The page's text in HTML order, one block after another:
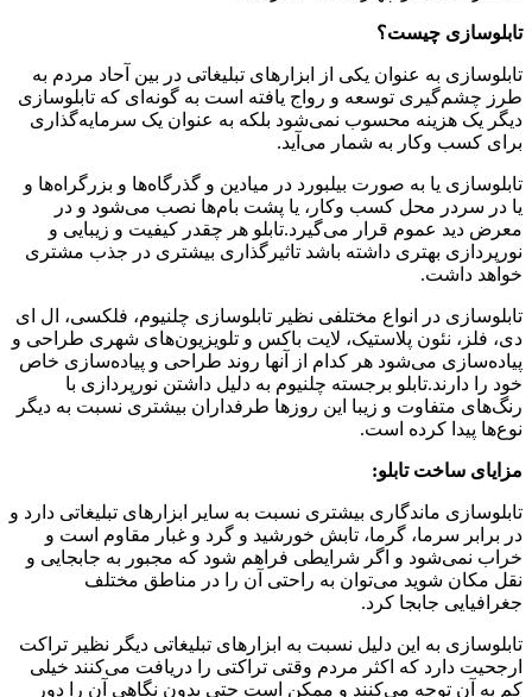
تابلوسازی چیست؟
تابلوسازی به عنوان یکی از ابزارهای تبلیغاتی در بین آحاد مردم به
طرز چشم‌گیری توسعه و رواج یافته است به گونه‌ای که تابلوسازی
دیگر یک هزینه محسوب نمی‌شود بلکه به عنوان یک سرمایه‌گذاری
برای کسب وکار به شمار می‌آید.
تابلوسازی یا به صورت بیلبورد در میادین و گذرگاه‌ها و بزرگراه‌ها و
یا در سردر محل کسب وکار، یا پشت بام‌ها نصب می‌شود و در
معرض دید عموم قرار می‌گیرد.تابلو هر چقدر کیفیت و زیبایی و
نورپردازی بهتری داشته باشد تاثیرگذاری بیشتری در جذب مشتری
خواهد داشت.
تابلوسازی در انواع مختلفی نظیر تابلوسازی چلنیوم، فلکسی، ال ای
دی، فلز، نئون پلاستیک، لایت باکس و تلویزیون‌های شهری طراحی و
پیاده‌سازی می‌شود هر کدام از آنها روند طراحی و پیاده‌سازی خاص
خود را دارند.تابلو برجسته چلنیوم به دلیل داشتن نورپردازی با
رنگ‌های متفاوت و زیبا این روزها طرفداران بیشتری نسبت به دیگر
نوع‌ها پیدا کرده است.
مزایای ساخت تابلو:
تابلوسازی ماندگاری بیشتری نسبت به سایر ابزارهای تبلیغاتی دارد و
در برابر سرما، گرما، تابش خورشید و گرد و غبار مقاوم است و
خراب نمی‌شود و اگر شرایطی فراهم شود که مجبور به جابجایی و
نقل مکان شوید می‌توان به راحتی آن را در مناطق مختلف
جغرافیایی جابجا کرد.
تابلوسازی به این دلیل نسبت به ابزارهای تبلیغاتی دیگر نظیر تراکت
ارجحیت دارد که اکثر مردم وقتی تراکتی را دریافت می‌کنند خیلی
کم به آن توجه می‌کنند و ممکن است حتی بدون نگاهی آن را دور